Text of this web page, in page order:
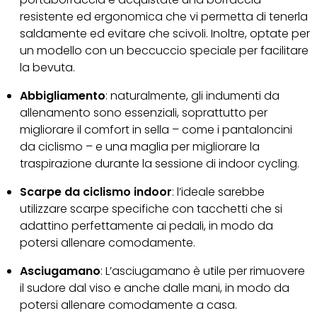
resistente ed ergonomica che vi permetta di tenerla
saldamente ed evitare che scivoli. Inoltre, optate per
un modello con un beccuccio speciale per facilitare
la bevuta.
Abbigliamento: naturalmente, gli indumenti da
allenamento sono essenziali, soprattutto per
migliorare il comfort in sella – come i pantaloncini
da ciclismo – e una maglia per migliorare la
traspirazione durante la sessione di indoor cycling.
Scarpe da ciclismo indoor: l’ideale sarebbe
utilizzare scarpe specifiche con tacchetti che si
adattino perfettamente ai pedali, in modo da
potersi allenare comodamente.
Asciugamano: L’asciugamano è utile per rimuovere
il sudore dal viso e anche dalle mani, in modo da
potersi allenare comodamente a casa.